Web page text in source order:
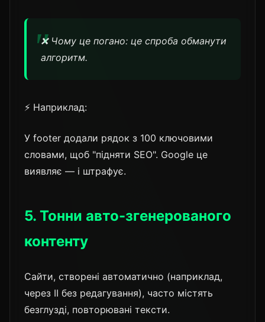
❌ Чому це погано: це спроба обманути
алгоритм.
⚡ Наприклад:
У footer додали рядок з 100 ключовими
словами, щоб "підняти SEO". Google це
виявляє — і штрафує.
5. Тонни авто-згенерованого
контенту
Сайти, створені автоматично (наприклад,
через ІІ без редагування), часто містять
безглузді, повторювані тексти.